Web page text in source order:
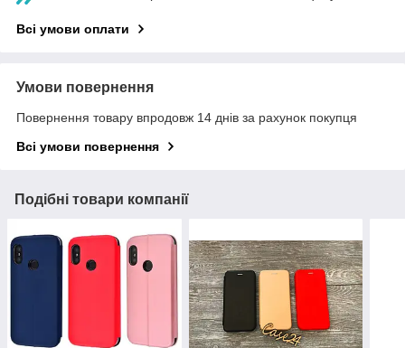
Всі умови оплати
Умови повернення
Повернення товару впродовж 14 днів за рахунок покупця
Всі умови повернення
Подібні товари компанії